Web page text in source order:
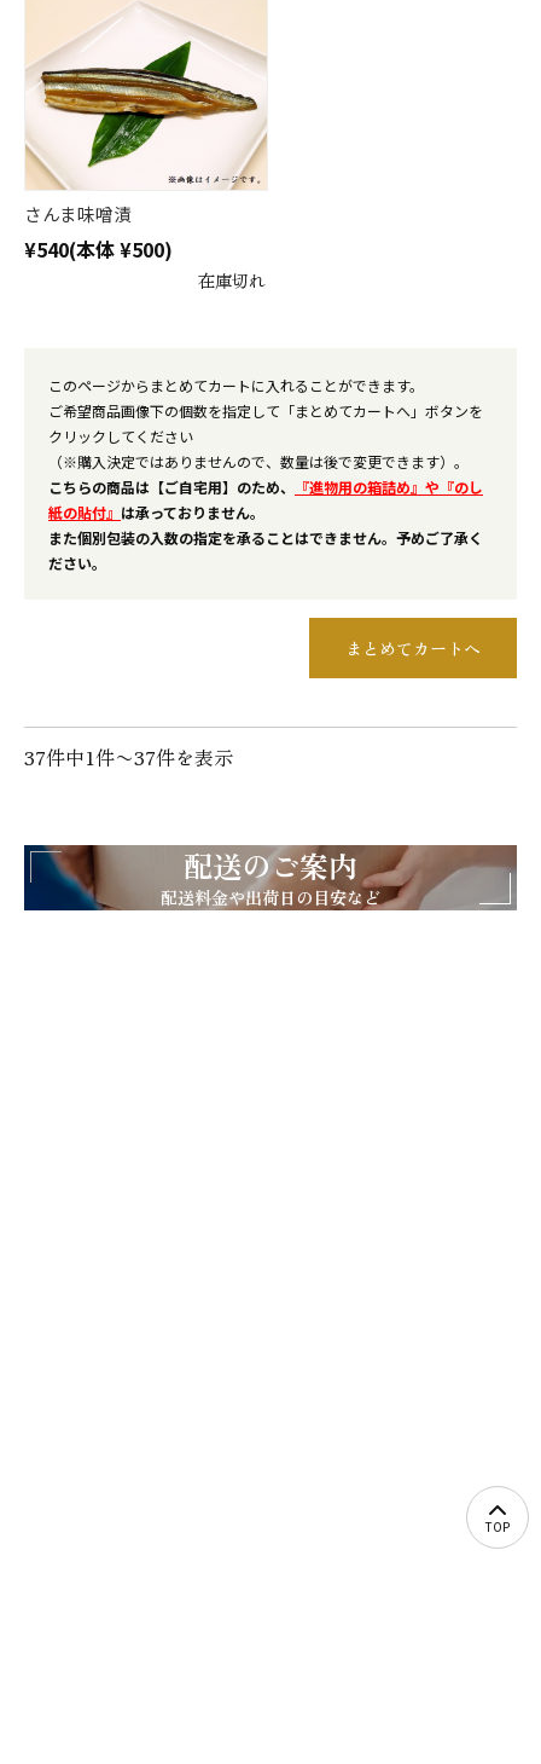
さんま味噌漬
¥540(本体 ¥500)
在庫切れ
このページからまとめてカートに入れることができます。
ご希望商品画像下の個数を指定して「まとめてカートへ」ボタンを
クリックしてください
（※購入決定ではありませんので、数量は後で変更できます）。
こちらの商品は【ご自宅用】のため、
『進物用の箱詰め』や『のし
紙の貼付』 は承っておりません。
また個別包装の入数の指定を承ることはできません。予めご了承く
ださい。
37件中1件〜37件を表示
配送のご案内
配送料金や出荷日の目安など